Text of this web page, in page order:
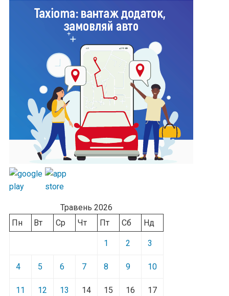
Травень 2026
Пн
Вт Ср Чт Пт Сб Нд
1 2 3
4 5 6 7 8 9 10
11 12 13 14 15 16 17